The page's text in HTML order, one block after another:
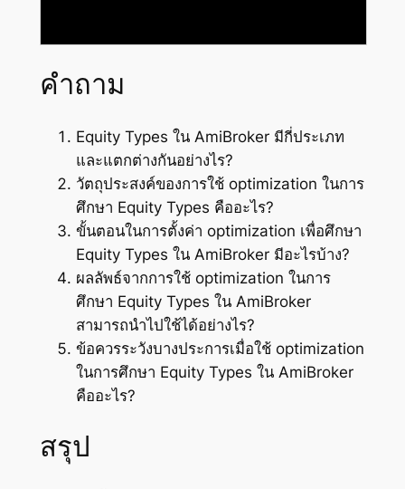
คำถาม
Equity Types ใน AmiBroker มีกี่ประเภท
และแตกต่างกันอย่างไร?
วัตถุประสงค์ของการใช้ optimization ในการ
ศึกษา Equity Types คืออะไร?
ขั้นตอนในการตั้งค่า optimization เพื่อศึกษา
Equity Types ใน AmiBroker มีอะไรบ้าง?
ผลลัพธ์จากการใช้ optimization ในการ
ศึกษา Equity Types ใน AmiBroker
สามารถนำไปใช้ได้อย่างไร?
ข้อควรระวังบางประการเมื่อใช้ optimization
ในการศึกษา Equity Types ใน AmiBroker
คืออะไร?
สรุป